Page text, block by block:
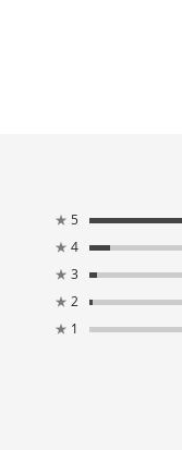
★ 5
★ 4
★ 3
★ 2
★ 1